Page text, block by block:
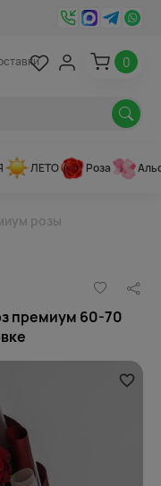
0
ЛЕТО Роза
розы
премиум 60-70